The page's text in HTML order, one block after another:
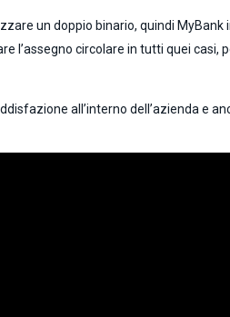
un doppio binario, quindi
l’assegno circolare in tutti quei
all’interno dell’azienda e